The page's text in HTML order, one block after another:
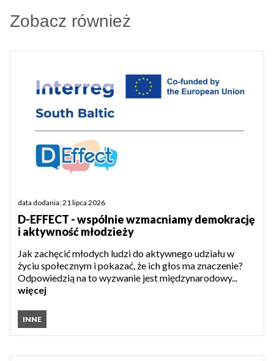
Zobacz również
data dodania: 21 lipca 2026
D-EFFECT - wspólnie wzmacniamy demokrację
i aktywność młodzieży
Jak zachęcić młodych ludzi do aktywnego udziału w
życiu społecznym i pokazać, że ich głos ma znaczenie?
Odpowiedzią na to wyzwanie jest międzynarodowy...
więcej
INNE